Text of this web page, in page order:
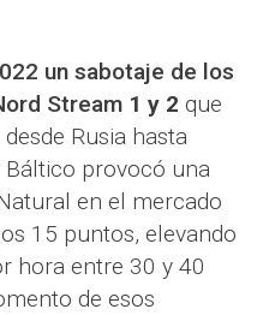
un sabotaje de los
Stream 1 y 2 que
Rusia hasta
provocó una
en el mercado
15 puntos, elevando
hora entre 30 y 40
de esos